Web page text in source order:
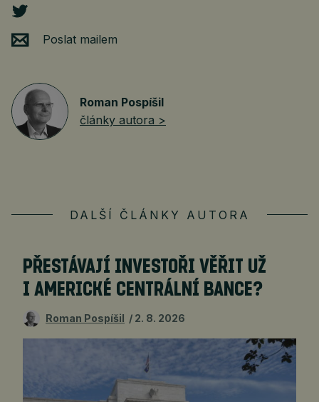
Poslat mailem
Roman Pospíšil
články autora >
DALŠÍ ČLÁNKY AUTORA
PŘESTÁVAJÍ INVESTOŘI VĚŘIT UŽ
I AMERICKÉ CENTRÁLNÍ BANCE?
Roman Pospíšil 2. 8. 2026